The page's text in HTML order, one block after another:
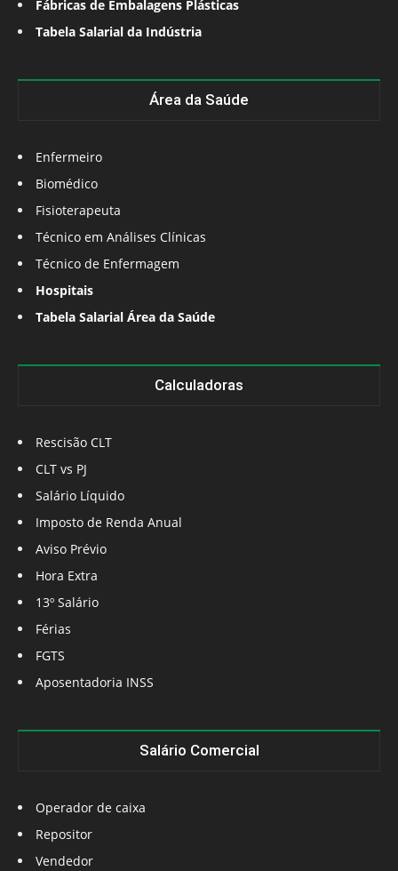
Fábricas de Embalagens Plásticas
Tabela Salarial da Indústria
Área da Saúde
Enfermeiro
Biomédico
Fisioterapeuta
Técnico em Análises Clínicas
Técnico de Enfermagem
Hospitais
Tabela Salarial Área da Saúde
Calculadoras
Rescisão CLT
CLT vs PJ
Salário Líquido
Imposto de Renda Anual
Aviso Prévio
Hora Extra
13º Salário
Férias
FGTS
Aposentadoria INSS
Salário Comercial
Operador de caixa
Repositor
Vendedor